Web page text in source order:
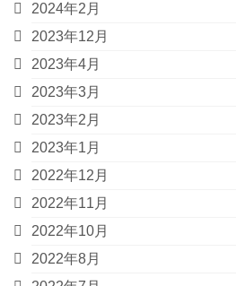
2024年2月
2023年12月
2023年4月
2023年3月
2023年2月
2023年1月
2022年12月
2022年11月
2022年10月
2022年8月